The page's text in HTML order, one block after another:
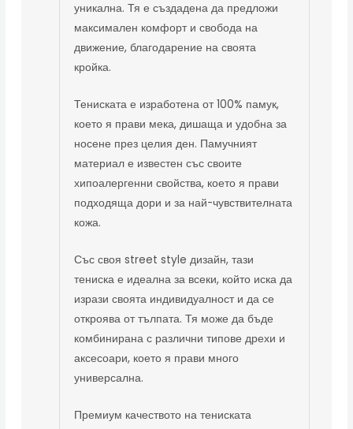
уникална. Тя е създадена да предложи
максимален комфорт и свобода на
движение, благодарение на своята
кройка.
Тениската е изработена от 100% памук,
което я прави мека, дишаща и удобна за
носене през целия ден. Памучният
материал е известен със своите
хипоалергенни свойства, което я прави
подходяща дори и за най-чувствителната
кожа.
Със своя street style дизайн, тази
тениска е идеална за всеки, който иска да
изрази своята индивидуалност и да се
откроява от тълпата. Тя може да бъде
комбинирана с различни типове дрехи и
аксесоари, което я прави много
универсална.
Премиум качеството на тениската